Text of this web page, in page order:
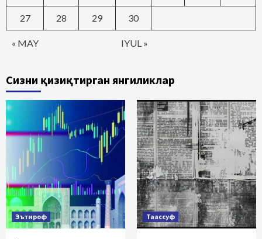
« MAY IYUL »
27 28 29 30
Сизни қизиқтирган янгиликлар
Эътироф Таассуф